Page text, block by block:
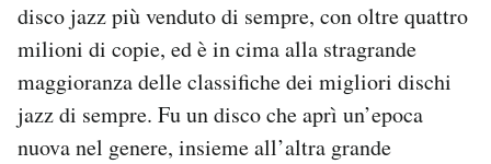
disco jazz più venduto di sempre, con oltre quattro
milioni di copie, ed è in cima alla stragrande
maggioranza delle classifiche dei migliori dischi
jazz di sempre. Fu un disco che aprì un’epoca
nuova nel genere, insieme all’altra grande